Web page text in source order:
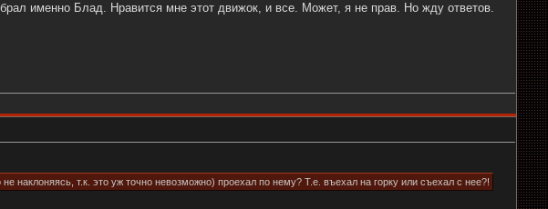
именно Блад. Нравится мне этот движок, и все. Может, я не прав. Но жду ответов.
наклоняясь, т.к. это уж точно невозможно) проехал по нему? Т.е. въехал на горку или съехал с нее?!